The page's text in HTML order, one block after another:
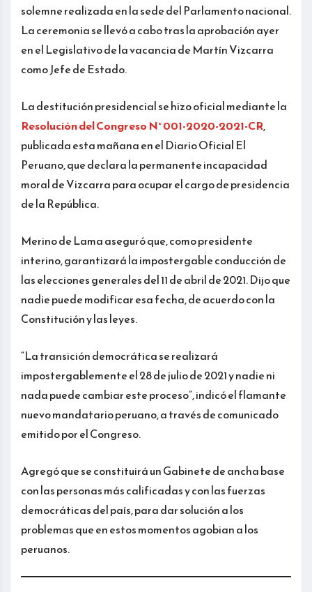
solemne realizada en la sede del Parlamento nacional.
La ceremonia se llevó a cabo tras la aprobación ayer
en el Legislativo de la vacancia de Martín Vizcarra
como Jefe de Estado.
La destitución presidencial se hizo oficial mediante la
Resolución del Congreso N° 001-2020-2021-CR,
publicada esta mañana en el Diario Oficial El
Peruano, que declara la permanente incapacidad
moral de Vizcarra para ocupar el cargo de presidencia
de la República.
Merino de Lama aseguró que, como presidente
interino, garantizará la impostergable conducción de
las elecciones generales del 11 de abril de 2021. Dijo que
nadie puede modificar esa fecha, de acuerdo con la
Constitución y las leyes.
“La transición democrática se realizará
impostergablemente el 28 de julio de 2021 y nadie ni
nada puede cambiar este proceso”, indicó el flamante
nuevo mandatario peruano, a través de comunicado
emitido por el Congreso.
Agregó que se constituirá un Gabinete de ancha base
con las personas más calificadas y con las fuerzas
democráticas del país, para dar solución a los
problemas que en estos momentos agobian a los
peruanos.